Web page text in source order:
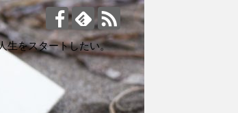
生をスタートしたい。